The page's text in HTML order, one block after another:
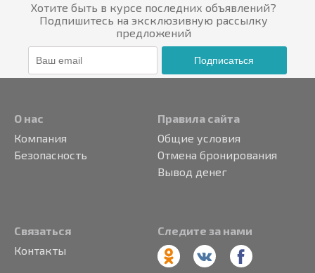
Хотите быть в курсе последних объявлений?
Подпишитесь на эксклюзивную рассылку
предложений
Подписаться
О нас
Компания
Безопасность
Правила сайта
Общие условия
Отмена бронирования
Вывод денег
Связаться
Контакты
Следите за нами